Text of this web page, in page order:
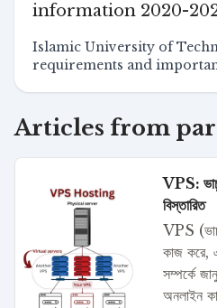
information 2020-
Islamic University of
requirements and
Articles from
VPS:
বিস্তারিত
VPS
কাজ করে,
সম্পর্কে
অনলাইন